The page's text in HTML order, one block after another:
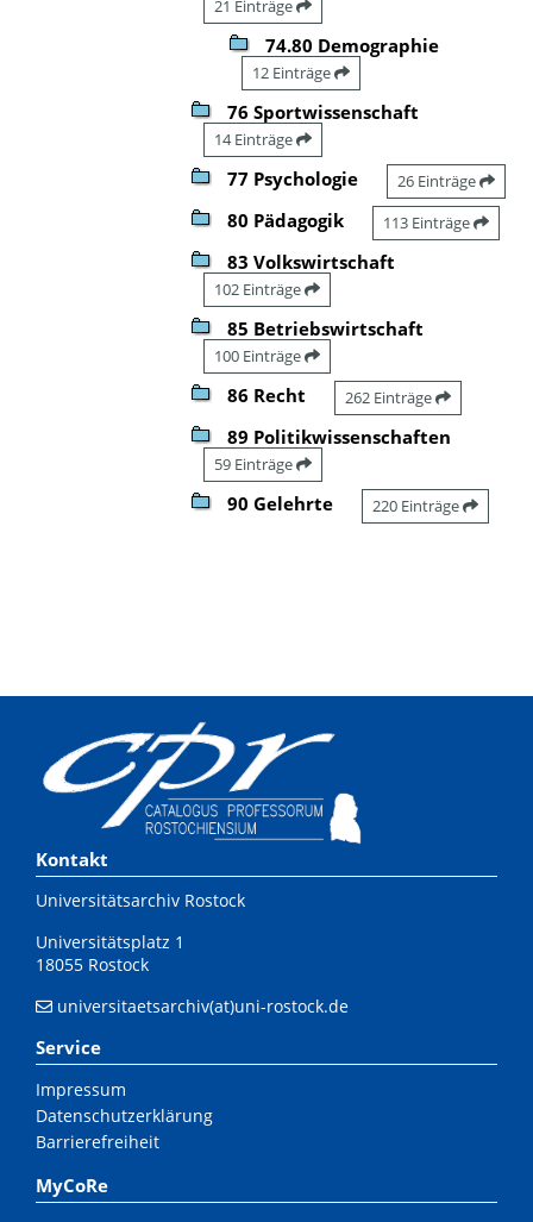
21 Einträge
74.80 Demographie
12 Einträge
76 Sportwissenschaft
14 Einträge
77 Psychologie 26 Einträge
80 Pädagogik 113 Einträge
83 Volkswirtschaft
102 Einträge
85 Betriebswirtschaft
100 Einträge
86 Recht 262 Einträge
89 Politikwissenschaften
59 Einträge
90 Gelehrte 220 Einträge
Kontakt
Universitätsarchiv Rostock
Universitätsplatz 1
18055 Rostock
universitaetsarchiv(at)uni-rostock.de
Service
Impressum
Datenschutzerklärung
Barrierefreiheit
MyCoRe